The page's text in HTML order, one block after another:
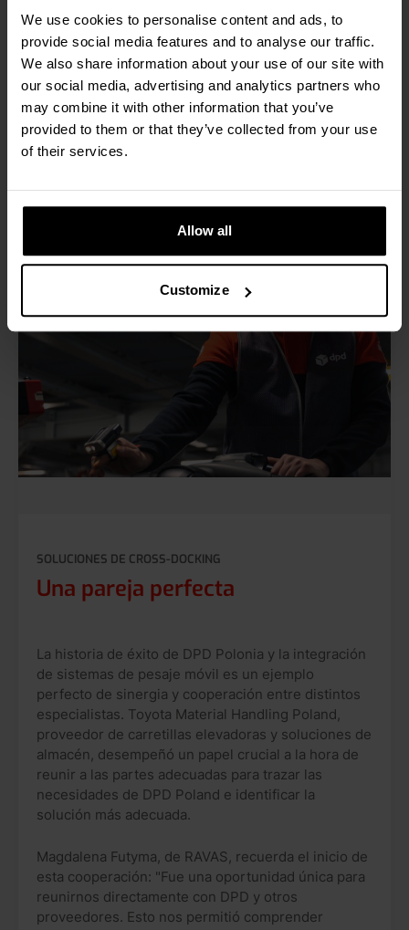
We use cookies to personalise content and ads, to
provide social media features and to analyse our traffic.
We also share information about your use of our site with
our social media, advertising and analytics partners who
may combine it with other information that you’ve
provided to them or that they’ve collected from your use
of their services.
Allow all
Customize
de nuestras operaciones de cada día.
La posibilidad de realizar mediciones
sin tener que conducir nuestros
vehículos más allá de una báscula
estática ha hecho que nuestros
mucho más eficientes."
SOLUCIONES DE CROSS-DOCKING
Una pareja perfecta
La historia de éxito de DPD Polonia y la integración
de sistemas de pesaje móvil es un ejemplo
perfecto de sinergia y cooperación entre distintos
especialistas. Toyota Material Handling Poland,
proveedor de carretillas elevadoras y soluciones de
almacén, desempeñó un papel crucial a la hora de
reunir a las partes adecuadas para trazar las
necesidades de DPD Poland e identificar la
solución más adecuada.
Magdalena Futyma, de RAVAS, recuerda el inicio de
esta cooperación: "Fue una oportunidad única para
reunirnos directamente con DPD y otros
proveedores. Esto nos permitió comprender